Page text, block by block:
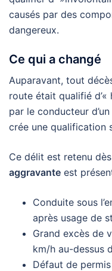
causés par des
dangereux.
Ce qui a changé
Auparavant, tout
route était qualifié
par le conducteur
crée une qualification
Ce délit est retenu dès
aggravante est
Conduite sous
après usage de
Grand excès de
km/h au-dessus
Défaut de